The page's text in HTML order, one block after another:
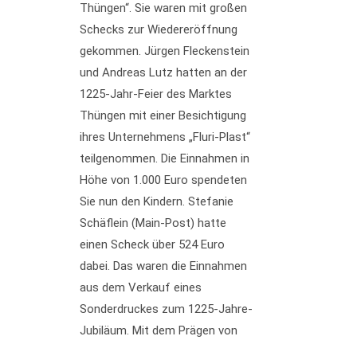
Thüngen“. Sie waren mit großen
Schecks zur Wiedereröffnung
gekommen. Jürgen Fleckenstein
und Andreas Lutz hatten an der
1225-Jahr-Feier des Marktes
Thüngen mit einer Besichtigung
ihres Unternehmens „Fluri-Plast“
teilgenommen. Die Einnahmen in
Höhe von 1.000 Euro spendeten
Sie nun den Kindern. Stefanie
Schäflein (Main-Post) hatte
einen Scheck über 524 Euro
dabei. Das waren die Einnahmen
aus dem Verkauf eines
Sonderdruckes zum 1225-Jahre-
Jubiläum. Mit dem Prägen von